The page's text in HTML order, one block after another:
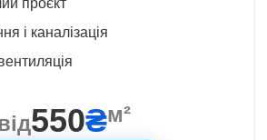
проєкт"
і каналізація
550₴м²